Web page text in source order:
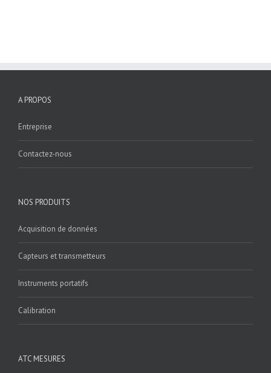
A PROPOS
Entreprise
Contactez-nous
NOS PRODUITS
Acquisition de données
Capteurs et transmetteurs
Instruments portatifs
Calibration
ATC MESURES